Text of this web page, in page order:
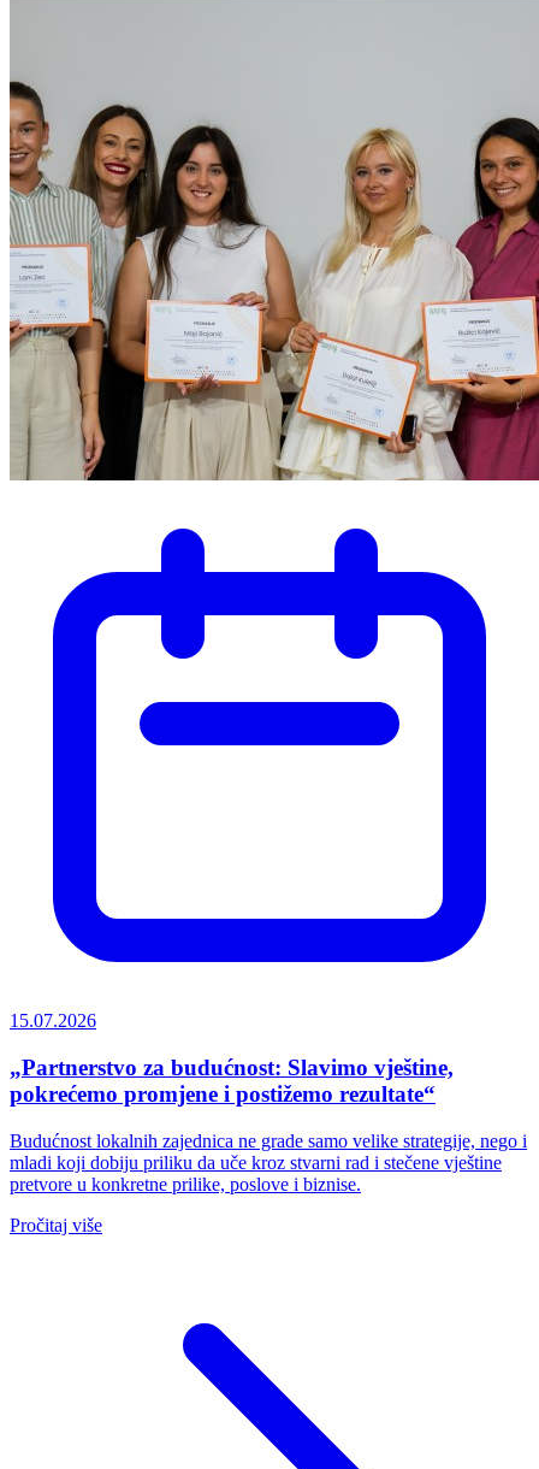
15.07.2026
„Partnerstvo za budućnost: Slavimo vještine,
pokrećemo promjene i postižemo rezultate“
Budućnost lokalnih zajednica ne grade samo velike strategije, nego i
mladi koji dobiju priliku da uče kroz stvarni rad i stečene vještine
pretvore u konkretne prilike, poslove i biznise.
Pročitaj više